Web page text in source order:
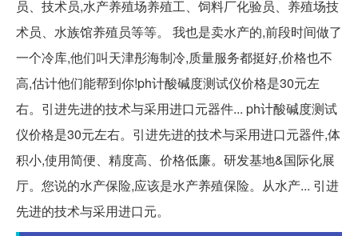
员、技术员,水产养殖场养殖工、饲料厂化验员、养殖场技
术员、水族馆养殖员等等。 我也是卖水产的,前段时间做了
一个冷库,他们叫天津彤海制冷,质量服务都挺好,价格也不
高,估计他们能帮到你!ph计酸碱度测试仪价格是30元左
右。引进先进的技术与采用进口元器件... ph计酸碱度测试
仪价格是30元左右。引进先进的技术与采用进口元器件,体
积小,使用简便、精度高、价格低廉。研发基地&国际化展
厅。您说的水产保险,应该是水产养殖保险。从水产... 引进
先进的技术与采用进口元。